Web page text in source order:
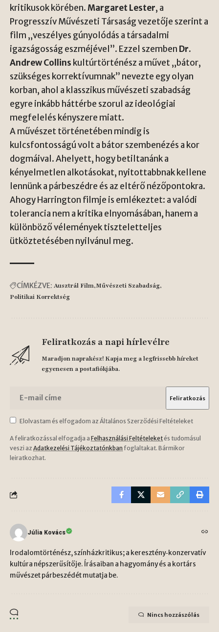
kritikusok körében.Margaret Lester, a
Progresszív Művészeti Társaság vezetője szerint a
film „veszélyes gúnyolódás a társadalmi
igazságosság eszméjével”. Ezzel szemben Dr.
Andrew Collins kultúrtörténész a művet „bátor,
szükséges korrektívumnak” nevezte egy olyan
korban, ahol a klasszikus művészeti szabadság
egyre inkább háttérbe szorul az ideológiai
megfelelés kényszere miatt.
A művészet történetében mindig is
kulcsfontosságú volt a bátor szembenézés a kor
dogmáival. Ahelyett, hogy betiltanánk a
kényelmetlen alkotásokat, nyitottabbnak kellene
lennünk a párbeszédre és az eltérő nézőpontokra.
Ahogy Harrington filmje is emlékeztet: a valódi
tolerancia nem a kritika elnyomásában, hanem a
különböző vélemények tiszteletteljes
ütköztetésében nyilvánul meg.
CÍMKÉZVE: Ausztrál Film Művészeti Szabadság
Politikai Korrektség
Feliratkozás a napi hírlevélre
Maradjon naprakész! Kapja meg a legfrissebb híreket
egyenesen a postafiókjába.
Elolvastam és elfogadom az Általános Szerződési Feltételeket
A feliratkozással elfogadja a Felhasználási Feltételeketés tudomásul
veszi az Adatkezelési Tájékoztatónkban foglaltakat. Bármikor
leiratkozhat.
Júlia Kovács
Irodalomtörténész, színházkritikus; a keresztény‑konzervatív
kultúra népszerűsítője. Írásaiban a hagyomány és a kortárs
művészet párbeszédét mutatja be.
Nincs hozzászólás